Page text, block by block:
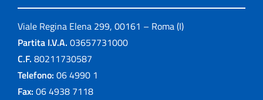
Viale Regina Elena 299, 00161 – Roma (I)
Partita I.V.A. 03657731000
C.F. 80211730587
Telefono: 06 4990 1
Fax: 06 4938 7118